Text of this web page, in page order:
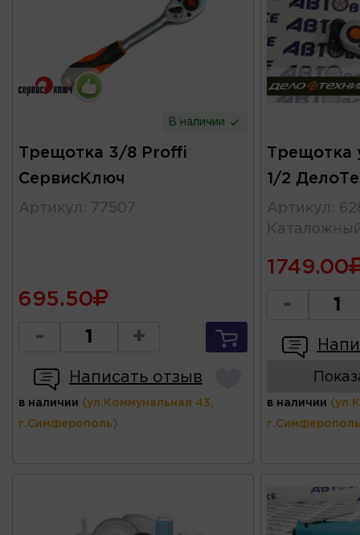
В наличии
Трещотка 3/8 Proffi
СервисКлюч
Артикул : 77507
695.50
- +
Написать отзыв
в наличии (ул.Коммунальная 43,
г.Симферополь)
Трещотка
1/2
Артикул :
1749.00
-
в наличии